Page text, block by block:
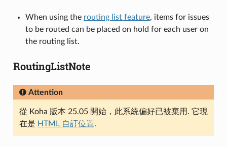
When using the routing list feature, items for issues
to be routed can be placed on hold for each user on
the routing list.
RoutingListNote
Attention
從 Koha 版本 25.05 開始，此系統偏好已被棄用. 它現
在是 HTML 自訂位置.